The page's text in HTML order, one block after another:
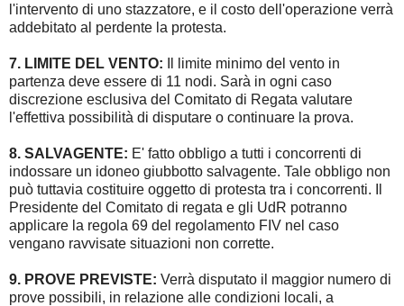
l'intervento di uno stazzatore, e il costo dell'operazione verrà
addebitato al perdente la protesta.
7. LIMITE DEL VENTO: Il limite minimo del vento in
partenza deve essere di 11 nodi. Sarà in ogni caso
discrezione esclusiva del Comitato di Regata valutare
l'effettiva possibilità di disputare o continuare la prova.
8. SALVAGENTE: E' fatto obbligo a tutti i concorrenti di
indossare un idoneo giubbotto salvagente. Tale obbligo non
può tuttavia costituire oggetto di protesta tra i concorrenti. Il
Presidente del Comitato di regata e gli UdR potranno
applicare la regola 69 del regolamento FIV nel caso
vengano ravvisate situazioni non corrette.
9. PROVE PREVISTE: Verrà disputato il maggior numero di
prove possibili, in relazione alle condizioni locali, a